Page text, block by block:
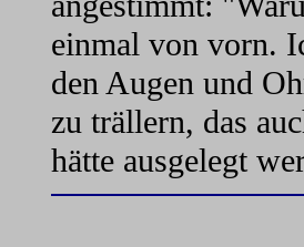
einmal von vorn.
den Augen und
zu trällern, das
hätte ausgelegt